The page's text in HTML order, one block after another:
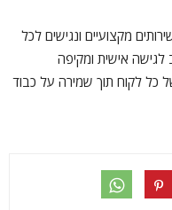
מקצועיים ונגישים לכל
לגישה אישית ומקיפה
כל לקוח תוך שמירה על כבוד